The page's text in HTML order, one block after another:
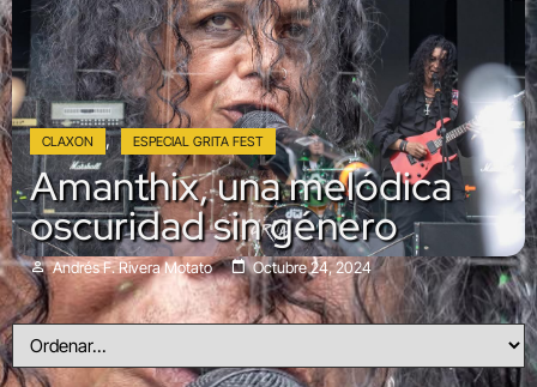
CLAXON , ESPECIAL GRITA FEST
Amanthix, una melódica
oscuridad sin género
Andrés F. Rivera Motato Octubre 24, 2024